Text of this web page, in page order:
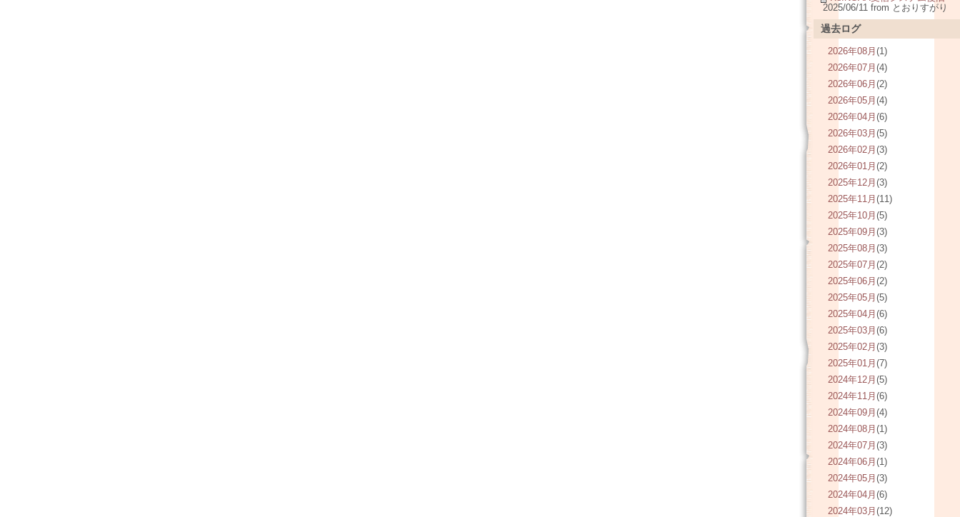
2025/06/11 from とおりすがり
過去ログ
2026年08月 (1)
2026年07月 (4)
2026年06月 (2)
2026年05月 (4)
2026年04月 (6)
2026年03月 (5)
2026年02月 (3)
2026年01月 (2)
2025年12月 (3)
2025年11月 (11)
2025年10月 (5)
2025年09月 (3)
2025年08月 (3)
2025年07月 (2)
2025年06月 (2)
2025年05月 (5)
2025年04月 (6)
2025年03月 (6)
2025年02月 (3)
2025年01月 (7)
2024年12月 (5)
2024年11月 (6)
2024年09月 (4)
2024年08月 (1)
2024年07月 (3)
2024年06月 (1)
2024年05月 (3)
2024年04月 (6)
2024年03月 (12)